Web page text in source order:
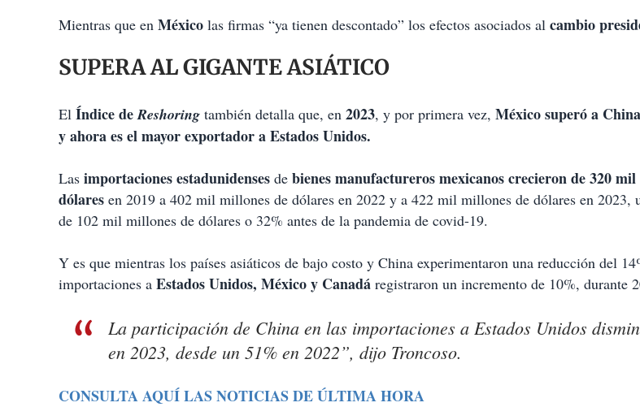
Mientras que en México las firmas “ya tienen descontado” los efectos asociados al cambio
SUPERA AL GIGANTE ASIÁTICO
El Índice deReshoring también detalla que, en 2023, y por primera vez, México superó a
y ahora es el mayor exportador a Estados Unidos.
Las importaciones estadunidenses de bienes manufactureros mexicanoscrecieron de 320
dólares en 2019 a 402 mil millones de dólares en 2022 y a 422 mil millones de dólares en 2023,
de 102 mil millones de dólares o 32% antes de la pandemia de covid-19.
Y es que mientras los países asiáticos de bajo costo y China experimentaron una reducción del
importaciones a Estados Unidos, México y Canadá registraron un incremento de 10%, durante
La participación de China en las importaciones a Estados Unidos
en 2023, desde un 51% en 2022”, dijo Troncoso.
CONSULTA AQUÍ LAS NOTICIAS DE ÚLTIMA HORA